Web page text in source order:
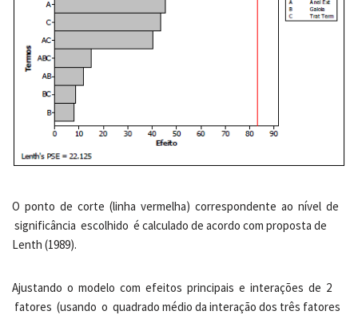
O ponto de corte (linha vermelha) correspondente ao nível de
significância escolhido é calculado de acordo com proposta de
Lenth (1989).
Ajustando o modelo com efeitos principais e interações de 2
fatores (usando o quadrado médio da interação dos três fatores